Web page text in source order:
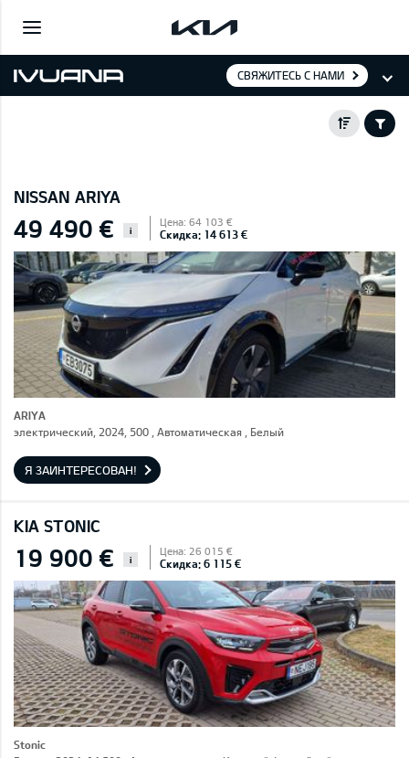
СВЯЖИТЕСЬ С НАМИ
NISSAN ARIYA
49 490 € i
Цена: 64 103 €
Скидка: 14 613 €
ARIYA
электрический, 2024, 500 , Автоматическая , Белый
Я ЗАИНТЕРЕСОВАН!
KIA STONIC
19 900 € i
Цена: 26 015 €
Скидка: 6 115 €
Stonic